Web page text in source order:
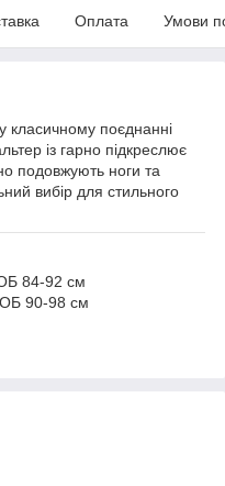
Оплата Умови
класичному поєднанні
із гарно підкреслює
подовжують ноги та
вибір для стильного
84-92 см
90-98 см